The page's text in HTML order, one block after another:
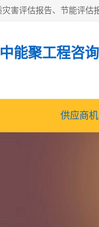
中能聚工程咨
供应商机